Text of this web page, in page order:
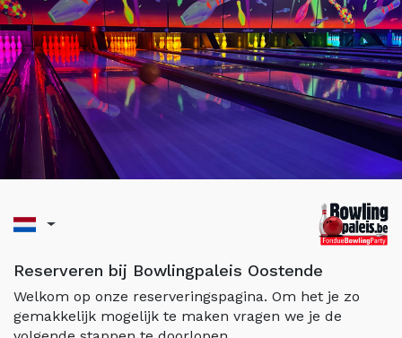
Reserveren bij Bowlingpaleis Oostende
Welkom op onze reserveringspagina. Om het je zo
gemakkelijk mogelijk te maken vragen we je de